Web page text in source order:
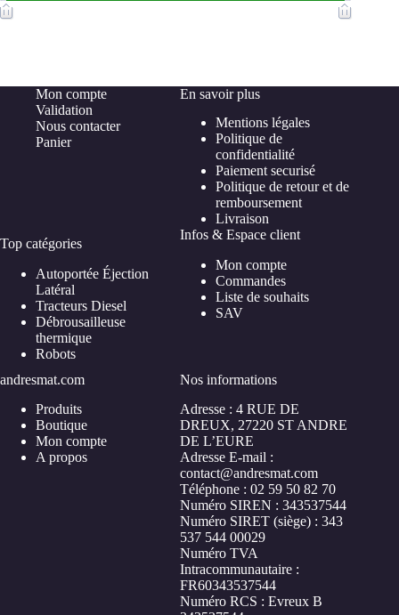
Mon compte
Validation
Nous contacter
Panier
En savoir plus
Mentions légales
Politique de
confidentialité
Paiement securisé
Politique de retour et de
remboursement
Livraison
Top catégories
Autoportée Éjection
Latéral
Tracteurs Diesel
Débrousailleuse
thermique
Robots
Infos & Espace client
Mon compte
Commandes
Liste de souhaits
SAV
andresmat.com
Produits
Boutique
Mon compte
A propos
Nos informations
Adresse : 4 RUE DE
DREUX, 27220 ST ANDRE
DE L’EURE
Adresse E-mail :
contact@andresmat.com
Téléphone : ‪02 59 50 82 70
Numéro SIREN : 343537544
Numéro SIRET (siège) : 343
537 544 00029
Numéro TVA
Intracommunautaire :
FR60343537544
Numéro RCS : Evreux B